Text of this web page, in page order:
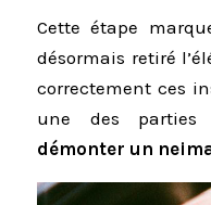
Cette étape
désormais retiré
correctement ces
une des
démonter un